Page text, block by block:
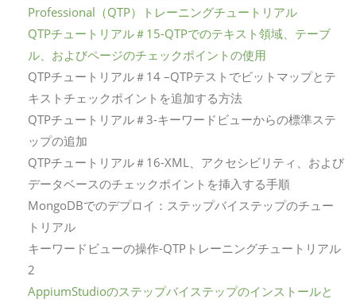
Professional（QTP）トレーニングチュートリアル
QTPチュートリアル＃15-QTPでのテキスト領域、テーブ
ル、およびページのチェックポイントの使用
QTPチュートリアル＃14 –QTPテストでビットマップとテ
キストチェックポイントを追加する方法
QTPチュートリアル＃3-キーワードビューからの標準ステ
ップの追加
QTPチュートリアル＃16-XML、アクセシビリティ、および
データベースのチェックポイントを挿入する手順
MongoDBでのデプロイ：ステップバイステップのチュー
トリアル
キーワードビューの操作-QTPトレーニングチュートリアル
2
AppiumStudioのステップバイステップのインストールと